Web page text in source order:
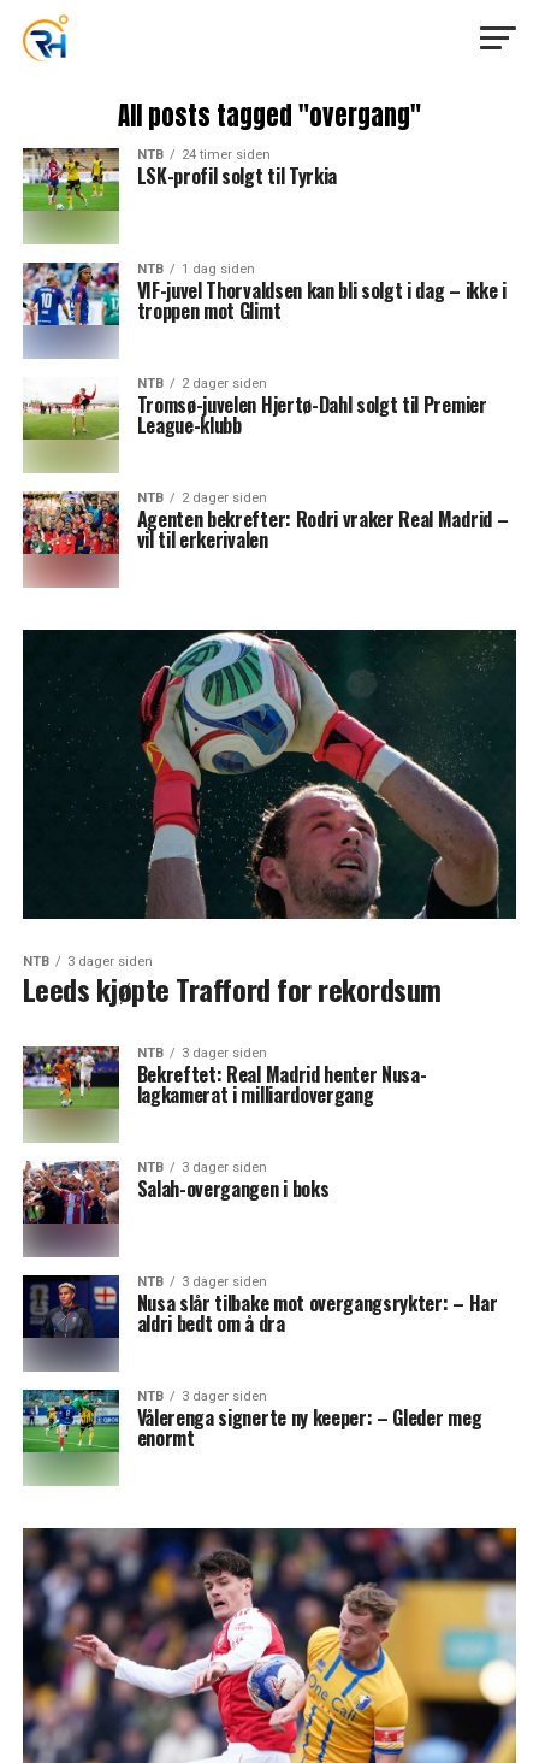
All posts tagged "overgang"
NTB 24 timer siden
LSK-profil solgt til Tyrkia
NTB 1 dag siden
VIF-juvel Thorvaldsen kan bli solgt i dag – ikke i
troppen mot Glimt
NTB 2 dager siden
Tromsø-juvelen Hjertø-Dahl solgt til Premier
League-klubb
NTB 2 dager siden
Agenten bekrefter: Rodri vraker Real Madrid –
vil til erkerivalen
NTB 3 dager siden
Leeds kjøpte Trafford for rekordsum
NTB 3 dager siden
Bekreftet: Real Madrid henter Nusa-
lagkamerat i milliardovergang
NTB 3 dager siden
Salah-overgangen i boks
NTB 3 dager siden
Nusa slår tilbake mot overgangsrykter: – Har
aldri bedt om å dra
NTB 3 dager siden
Vålerenga signerte ny keeper: – Gleder meg
enormt